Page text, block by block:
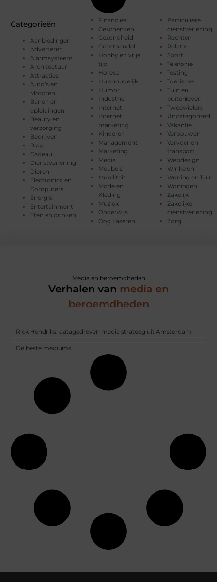
Categorieën
Aanbiedingen
Adverteren
Alarmsysteem
Architectuur
Attracties
Auto’s en
Motoren
Banen en
opleidingen
Beauty en
verzorging
Bedrijven
Blog
Cadeau
Dienstverlening
Dieren
Electronica en
Computers
Energie
Entertainment
Eten en drinken
Financieel
Geschenken
Gezondheid
Groothandel
Hobby en vrije
tijd
Horeca
Huishoudelijk
Humor
Industrie
Internet
Internet
marketing
Kinderen
Management
Marketing
Media
Meubels
Mobiliteit
Mode en
Kleding
Muziek
Onderwijs
Oog Laseren
Particuliere
dienstverlening
Rechten
Relatie
Sport
Telefonie
Testing
Toerisme
Tuin en
buitenleven
Tweewielers
Uncategorized
Vakantie
Verbouwen
Vervoer en
transport
Webdesign
Winkelen
Woning en Tuin
Woningen
Zakelijk
Zakelijke
dienstverlening
Zorg
Media en beroemdheden
Verhalen van media en
beroemdheden
Rick Hendriks: datagedreven media strateeg uit Amsterdam
De beste mediums